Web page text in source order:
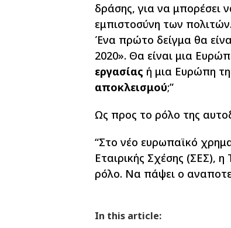
δράσης, για να μπορέσει
εμπιστοσύνη των πολιτών.
Ένα πρώτο δείγμα θα
2020». Θα είναι μια
εργασίας ή μια Ευρώπη
αποκλεισμού;”
Ως προς το ρόλο της
“Στο νέο ευρωπαϊκό
Εταιρικής Σχέσης (ΣΕΣ), η
ρόλο. Να πάψει ο
In this article: